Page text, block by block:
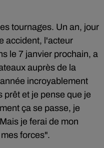
tournages. Un an, jour
accident, l'acteur
le 7 janvier prochain, a
auprès de la
incroyablement
prêt et je pense que je
ça se passe, je
je ferai de mon
forces".